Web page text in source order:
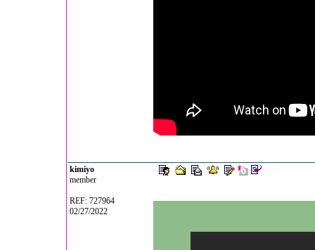
kimiyo
member
REF: 727964
02/27/2022